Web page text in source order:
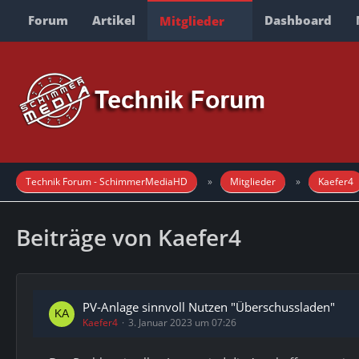
Forum Artikel Mitglieder Dashboard
Technik Forum - SchimmerMediaHD Mitglieder Kaefer4
Beiträge von Kaefer4
PV-Anlage sinnvoll Nutzen "Überschussladen"
Kaefer4 3. Januar 2023 um 07:26